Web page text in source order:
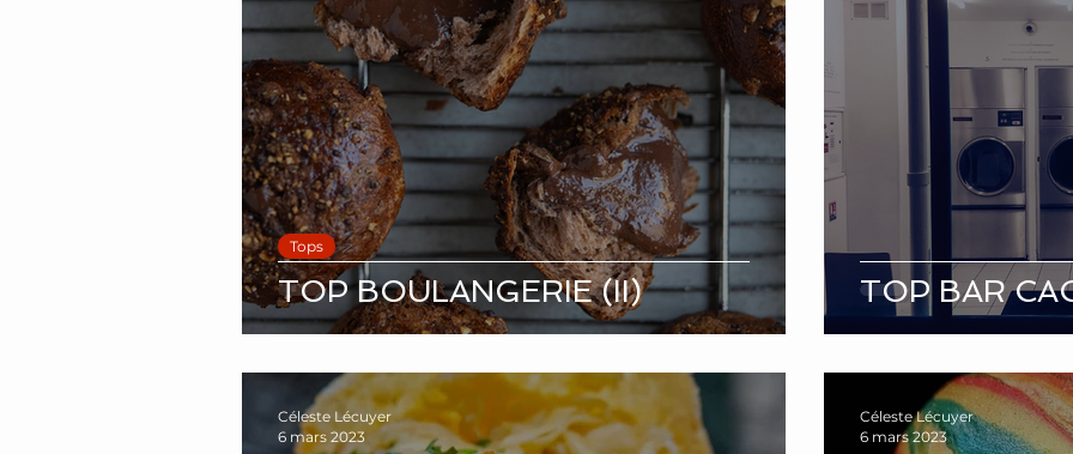
TOP BOULANGERIE (II)
Tops
TOP BAR
Céleste Lécuyer
6 mars 2023
Céleste Lécuyer
6 mars 2023